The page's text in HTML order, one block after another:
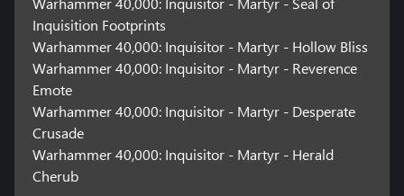
Inquisition Footprints
Warhammer 40,000: Inquisitor - Martyr - Hollow Bliss
Warhammer 40,000: Inquisitor - Martyr - Reverence
Emote
Warhammer 40,000: Inquisitor - Martyr - Desperate
Crusade
Warhammer 40,000: Inquisitor - Martyr - Herald
Cherub